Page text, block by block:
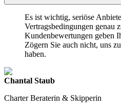
Es ist wichtig, seriöse
Vertragsbedingungen genau
Kundenbewertungen geben
Zögern Sie auch nicht, uns zu
haben.
Chantal Staub
Charter Beraterin & Skipperin